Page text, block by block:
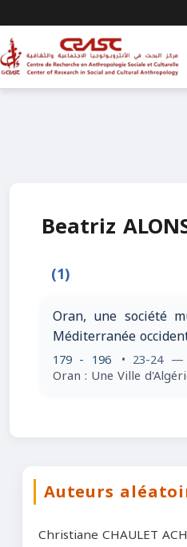
Beatriz
(1)
Oran, une société
Méditerranée
179 - 196 • 23-24
Oran : Une Ville
Auteurs
Christiane CHAULET